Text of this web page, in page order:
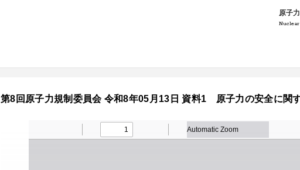
原子
第8回原子力規制委員会 令和8年05月13日 資料1 原子力の安全に関